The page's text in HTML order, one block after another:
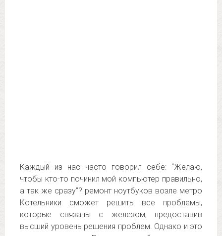
Каждый из нас часто говорил себе: “Желаю,
чтобы кто-то починил мой компьютер правильно,
а так же сразу”? ремонт ноутбуков возле метро
Котельники сможет решить все проблемы,
которые связаны с железом, предоставив
высший уровень решения проблем. Однако и это